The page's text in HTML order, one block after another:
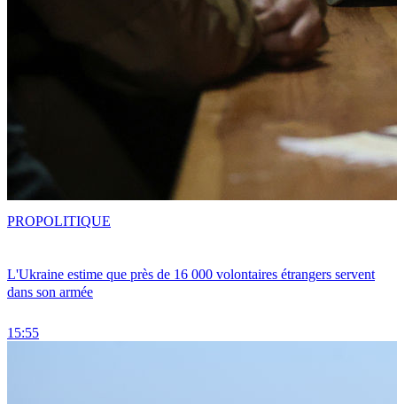
L'Ukraine estime que près de 16 000 volontaires étrangers servent
dans son armée
15:55
PROPOLITIQUE